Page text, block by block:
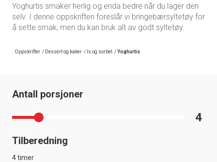
Yoghurtis smaker herlig og enda bedre når du lager den
selv. I denne oppskriften foreslår vi bringebærsyltetøy for
å sette smak, men du kan bruk alt av godt syltetøy.
Oppskrifter / Dessert og kaker / Is og sorbet /Yoghurtis
Antall porsjoner
4
Tilberedning
4 timer